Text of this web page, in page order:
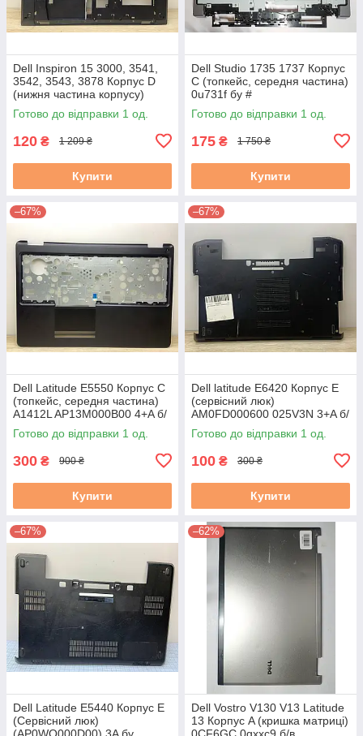
Dell Inspiron 15 3000, 3541,
3542, 3543, 3878 Корпус D
(нижня частина корпусу)
460.00H04.0004 0PKM2X
3.5С б/в
Готово до відправки 1 од.
120 ₴ 1 209 ₴
Купити
Dell Studio 1735 1737 Корпус
C (топкейс, середня частина)
0u731f бу #
Готово до відправки 1 од.
175 ₴ 1 750 ₴
Купити
–67%
Dell Latitude E5550 Корпус C
(топкейс, середня частина)
A1412L AP13M000B00 4+A б/
у
Готово до відправки 1 од.
300 ₴ 900 ₴
Купити
–67%
Dell latitude E6420 Корпус E
(сервісний люк)
AM0FD000600 025V3N 3+A б/
в # #
Готово до відправки 1 од.
100 ₴ 300 ₴
Купити
–67%
Dell Latitude E5440 Корпус E
(Сервісний люк)
(AP0WQ000D00) 3A бу
–62%
Dell Vostro V130 V13 Latitude
13 Корпус A (кришка матриці)
0CF6GC 0gxxc9 б/в